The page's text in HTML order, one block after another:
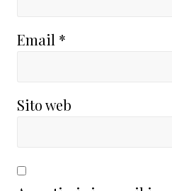
Email *
Sito web